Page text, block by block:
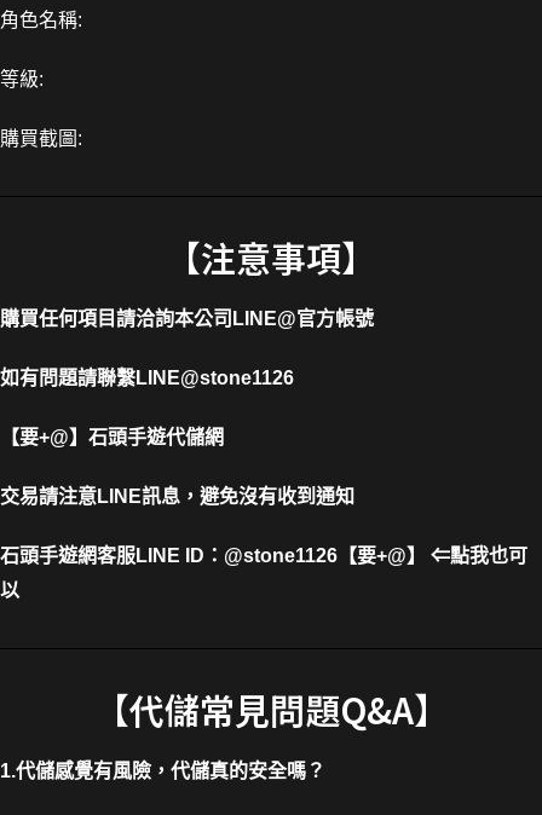
角色名稱:
等級:
購買截圖:
【注意事項】
購買任何項目請洽詢本公司 LINE@官方帳號
如有問題請聯繫LINE@stone1126
【要+@】 石頭手遊代儲網
交易請注意LINE訊息，避免沒有收到通知
石頭手遊網客服LINE ID ： @stone1126【要+@】 ⇐點我也可
以
【代儲常見問題Q&A】
1.代儲感覺有風險，代儲真的安全嗎？